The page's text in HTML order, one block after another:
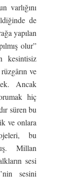
varlığını
de
yapılan
olur”
kesintisiz
ve
Ancak
hiç
süren bu
ve onlara
bu
Millan
sesi
sesini